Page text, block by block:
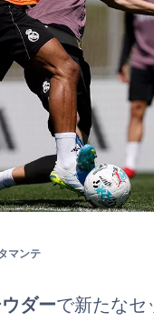
マンテ
ダーで新たなセ